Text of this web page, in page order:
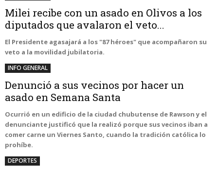
Milei recibe con un asado en Olivos a los
diputados que avalaron el veto...
El Presidente agasajará a los "87 héroes" que acompañaron su
veto a la movilidad jubilatoria.
INFO GENERAL
Denunció a sus vecinos por hacer un
asado en Semana Santa
Ocurrió en un edificio de la ciudad chubutense de Rawson y el
denunciante justificó que la realizó porque sus vecinos iban a
comer carne un Viernes Santo, cuando la tradición católica lo
prohíbe.
DEPORTES